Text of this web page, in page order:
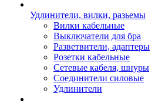
Удлинители, вилки, разьемы
Вилки кабельные
Выключатели для бра
Разветвители, адаптеры
Розетки кабельные
Сетевые кабеля, шнуры
Соединители силовые
Удлинители